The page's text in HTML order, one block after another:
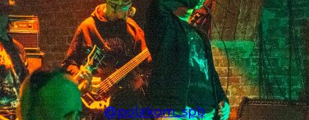
@polzkom_spb